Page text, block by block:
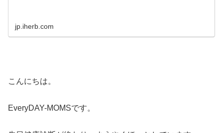
jp.iherb.com
こんにちは。
EveryDAY-MOMSです。